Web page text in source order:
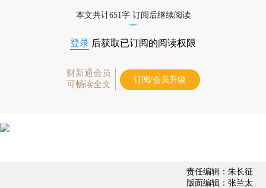
本文共计651字 订阅后继续阅读
登录 后获取已订阅的阅读权限
财新通会员
可畅读全文
订阅/会员升级
责任编辑：朱长征
版面编辑：张兰太